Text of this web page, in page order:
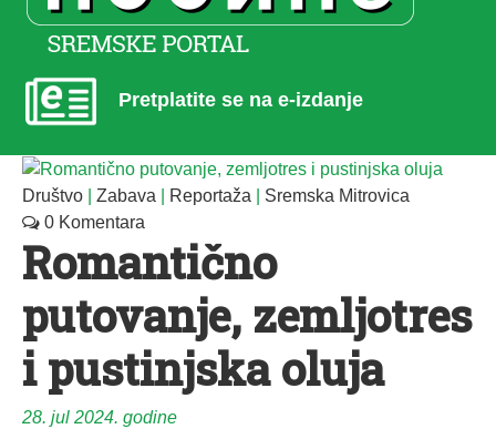
Pretplatite se na e-izdanje
Društvo Zabava Reportaža
Sremska Mitrovica
0 Komentara
Romantično
putovanje, zemljotres
i pustinjska oluja
28. jul 2024. godine